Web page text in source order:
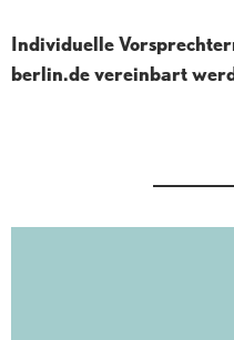
Individuelle
berlin.de vereinbart